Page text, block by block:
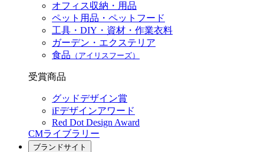
オフィス収納・用品
ペット用品・ペットフード
工具・DIY・資材・作業衣料
ガーデン・エクステリア
食品 （アイリスフーズ）
受賞商品
グッドデザイン賞
iFデザインアワード
Red Dot Design Award
CMライブラリー
ブランドサイト